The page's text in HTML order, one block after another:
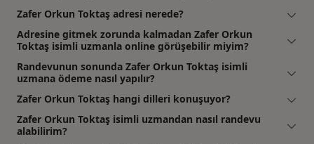
Zafer Orkun Toktaş adresi nerede?
Adresine gitmek zorunda kalmadan Zafer Orkun
Toktaş isimli uzmanla online görüşebilir miyim?
Randevunun sonunda Zafer Orkun Toktaş isimli
uzmana ödeme nasıl yapılır?
Zafer Orkun Toktaş hangi dilleri konuşuyor?
Zafer Orkun Toktaş isimli uzmandan nasıl randevu
alabilirim?